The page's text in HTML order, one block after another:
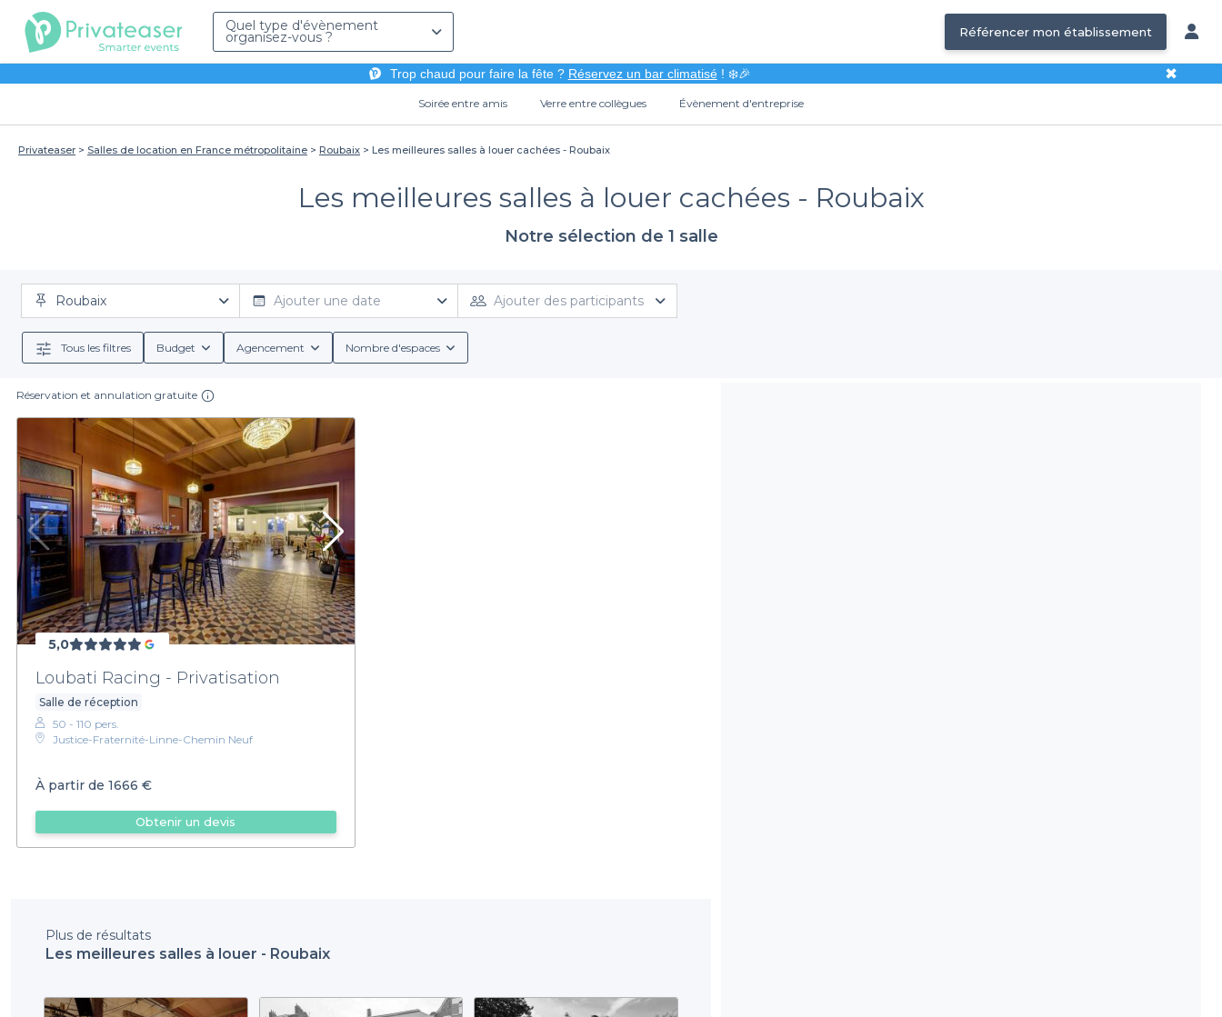
Quel type d'évènement
organisez-vous ? Référencer mon établissement
Trop chaud pour faire la fête ? Réservez un bar climatisé! ❄️🎉 ✖
Soirée entre amis Verre entre collègues Évènement d'entreprise
Privateaser Salles de location en France métropolitaine Roubaix Les meilleures salles à louer cachées - Roubaix
Les meilleures salles à louer cachées - Roubaix
Notre sélection de 1 salle
Roubaix Ajouter une date Ajouter des participants
Tous les filtres Budget Agencement Nombre d'espaces
Réservation et annulation gratuite
5,0
Loubati Racing - Privatisation
Salle de réception
50 - 110 pers.
Justice-Fraternité-Linne-Chemin Neuf
À partir de 1666 €
Obtenir un devis
Plus de résultats
Les meilleures salles à louer - Roubaix